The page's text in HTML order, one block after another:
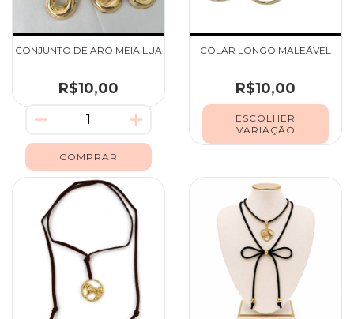
CONJUNTO DE ARO MEIA LUA
R$10,00
COLAR LONGO MALEÁVEL
R$10,00
ESCOLHER
VARIAÇÃO